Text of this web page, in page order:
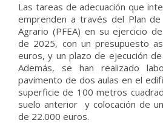
Las tareas de adecuación que
emprenden a través del Plan
Agrario (PFEA) en su ejercicio
de 2025, con un presupuesto
euros, y un plazo de ejecución
Además, se han realizado
pavimento de dos aulas en el
superficie de 100 metros
suelo anterior y colocación de
de 22.000 euros.